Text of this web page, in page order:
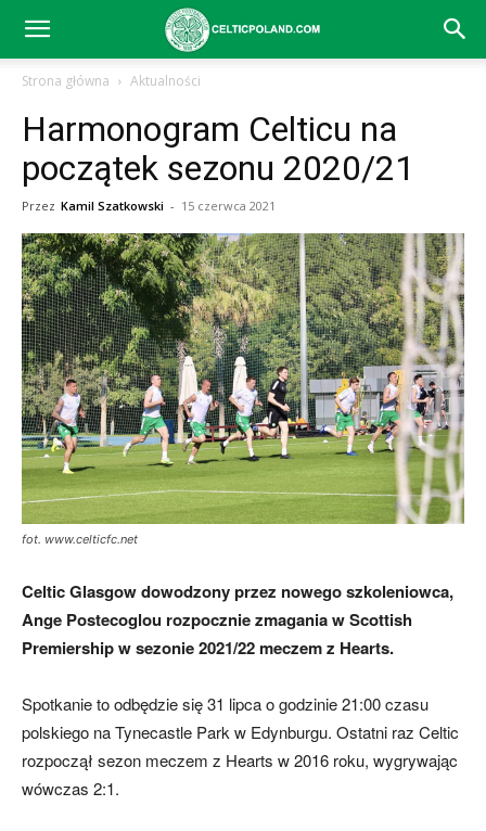
Celtic
Glasgow
aktualności
(transfery,
mecze,
Strona główna Aktualności
Harmonogram Celticu na
początek sezonu 2020/21
Przez Kamil Szatkowski - 15 czerwca 2021
fot. www.celticfc.net
Celtic Glasgow dowodzony przez nowego szkoleniowca,
Ange Postecoglou rozpocznie zmagania w Scottish
Premiership w sezonie 2021/22 meczem z Hearts.
Spotkanie to odbędzie się 31 lipca o godzinie 21:00 czasu
polskiego na Tynecastle Park w Edynburgu. Ostatni raz Celtic
rozpoczął sezon meczem z Hearts w 2016 roku, wygrywając
wówczas 2:1.